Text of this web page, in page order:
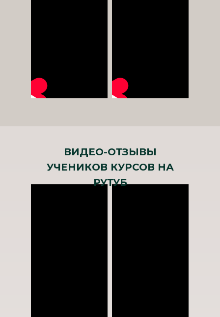
ВИДЕО-ОТЗЫВЫ
УЧЕНИКОВ КУРСОВ НА
РУТУБ